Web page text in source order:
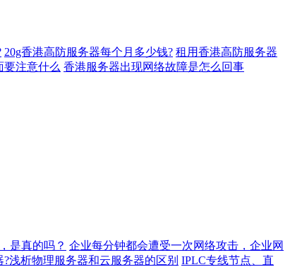
20g香港高防服务器每个月多少钱? 租用香港高防服务器
要注意什么 香港服务器出现网络故障是怎么回事
是真的吗？ 企业每分钟都会遭受一次网络攻击，企业网
浅析物理服务器和云服务器的区别 IPLC专线节点、直